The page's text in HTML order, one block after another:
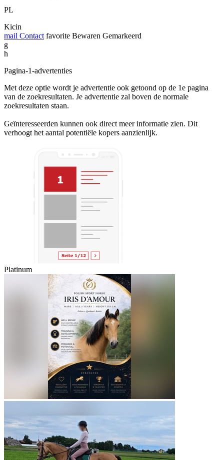
PL
Kicin
mail Contact favorite Bewaren Gemarkeerd
g
h
Pagina-1-advertenties
Met deze optie wordt je advertentie ook getoond op de 1e pagina
van de zoekresultaten. Je advertentie zal boven de normale
zoekresultaten staan.
Geïnteresseerden kunnen ook direct meer informatie zien. Dit
verhoogt het aantal potentiële kopers aanzienlijk.
Platinum